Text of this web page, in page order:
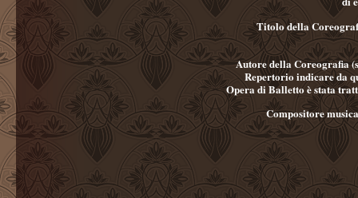
Titolo della
Autore della Coreografia
Repertorio indicare da
Opera di Balletto è stata
Compositore